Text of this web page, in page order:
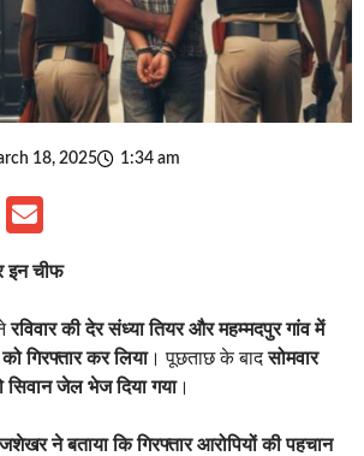
18, 2025 1:34 am
इन चीफ
रविवार की देर संध्या तियर और महम्मदपुर गांव में
को गिरफ्तार कर लिया। पूछताछ के बादसोमवार
सिवान जेल भेज दिया गया।
ने बताया कि गिरफ्तार आरोपियों की पहचान